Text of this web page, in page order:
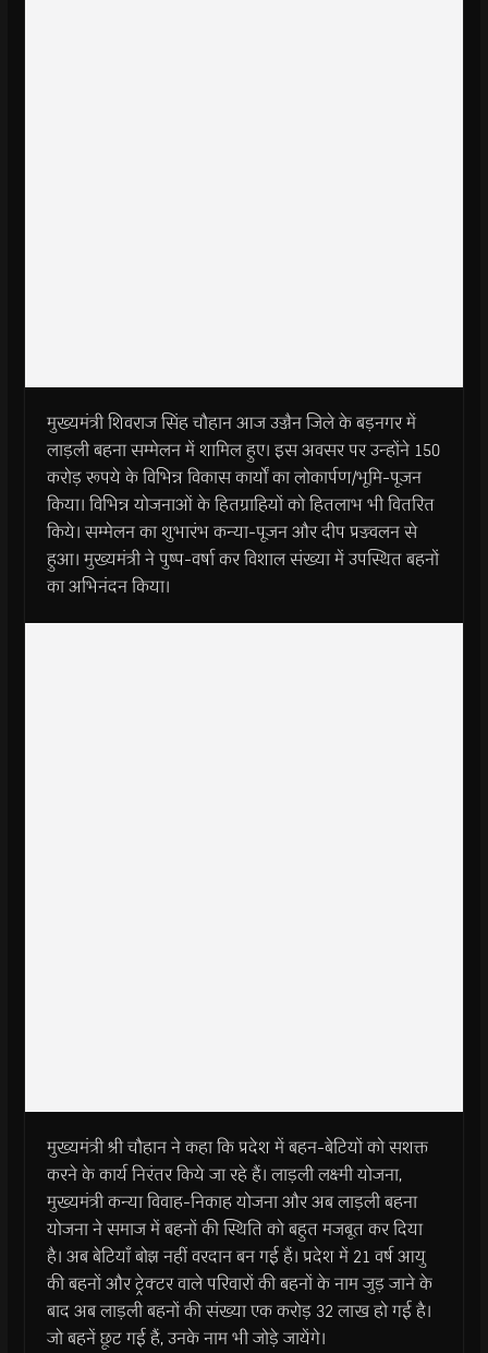
मुख्यमंत्री शिवराज सिंह चौहान आज उज्जैन जिले के बड़नगर में
लाड़ली बहना सम्मेलन में शामिल हुए। इस अवसर पर उन्होंने 150
करोड़ रूपये के विभिन्न विकास कार्यों का लोकार्पण/भूमि-पूजन
किया। विभिन्न योजनाओं के हितग्राहियों को हितलाभ भी वितरित
किये। सम्मेलन का शुभारंभ कन्या-पूजन और दीप प्रज्ज्वलन से
हुआ। मुख्यमंत्री ने पुष्प-वर्षा कर विशाल संख्या में उपस्थित बहनों
का अभिनंदन किया।
मुख्यमंत्री श्री चौहान ने कहा कि प्रदेश में बहन-बेटियों को सशक्त
करने के कार्य निरंतर किये जा रहे हैं। लाड़ली लक्ष्मी योजना,
मुख्यमंत्री कन्या विवाह-निकाह योजना और अब लाड़ली बहना
योजना ने समाज में बहनों की स्थिति को बहुत मजबूत कर दिया
है। अब बेटियाँ बोझ नहीं वरदान बन गई हैं। प्रदेश में 21 वर्ष आयु
की बहनों और ट्रेक्टर वाले परिवारों की बहनों के नाम जुड़ जाने के
बाद अब लाड़ली बहनों की संख्या एक करोड़ 32 लाख हो गई है।
जो बहनें छूट गई हैं, उनके नाम भी जोड़े जायेंगे।